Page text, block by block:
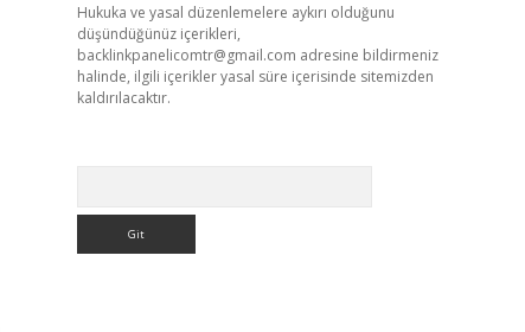
Hukuka ve yasal düzenlemelere aykırı olduğunu
düşündüğünüz içerikleri,
backlinkpanelicomtr@gmail.com adresine bildirmeniz
halinde, ilgili içerikler yasal süre içerisinde sitemizden
kaldırılacaktır.